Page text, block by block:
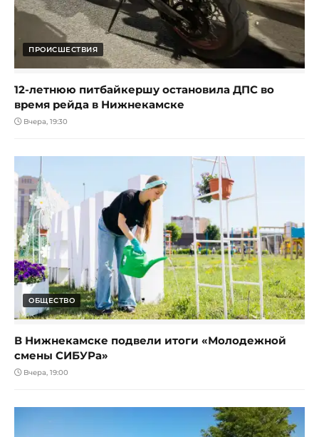
ПРОИСШЕСТВИЯ
12-летнюю питбайкершу остановила ДПС во
время рейда в Нижнекамске
Вчера, 19:30
ОБЩЕСТВО
В Нижнекамске подвели итоги «Молодежной
смены СИБУРа»
Вчера, 19:00